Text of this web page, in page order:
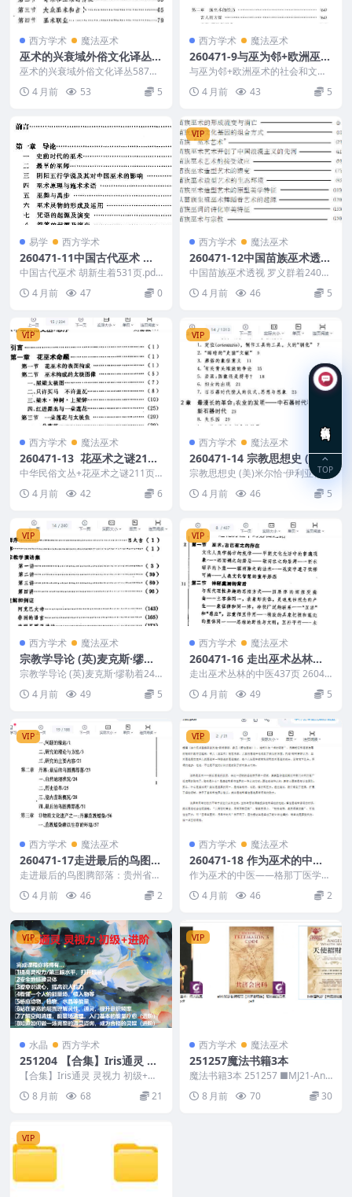
西方学术 魔法巫术
巫术的兴衰域外俗文化译丛5
87页
巫术的兴衰域外俗文化译丛587页
260471-7 巫术的兴衰域外俗文化
译丛58...
4 月前 53 5
西方学术 魔法巫术
260471-9与巫为邻+欧洲巫术
的社会和文化语境（部分英
文）452页
与巫为邻+欧洲巫术的社会和文化
语境（部分英文）452页 260471-
9 4 月前 43 5
易学 西方学术
260471-11中国古代巫术 胡
新生着531页
中国古代巫术 胡新生着531页.pdf
260471-11 以下内容为整理的相
关...4 月前 47 0
VIP
西方学术 魔法巫术
260471-12中国苗族巫术透视
罗义群着240页
中国苗族巫术透视 罗义群着240
4 月前 46 5
VIP
西方学术 魔法巫术
260471-13 花巫术之谜211
页
中华民俗文丛+花巫术之谜211页 2
4 月前 42 6
VIP
西方学术 魔法巫术
260471-14 宗教思想史 (美)
米尔恰·伊利亚德着1313页
宗教思想史 (美)米尔恰·伊利亚德着
4 月前 46 5
VIP
西方学术 魔法巫术
宗教学导论 (英)麦克斯·缪勒
着240页
宗教学导论 (英)麦克斯·缪勒着240
4 月前 49 5
VIP
西方学术 魔法巫术
260471-16 走出巫术丛林的
中医437页
走出巫术丛林的中医437页 26047
4 月前 49 5
VIP
西方学术 魔法巫术
260471-17走进最后的鸟图腾
部落：贵州省丹寨非物质文化
遗产探寻 申茂平着188页
走进最后的鸟图腾部落：贵州省丹
寨非物质文化遗产探寻 申茂平着1
88页 26047...
4 月前 46 2
VIP
西方学术 魔法巫术
260471-18 作为巫术的中医
——格那丁医学文选31页
作为巫术的中医——格那丁医学文
4 月前 46 2
VIP
水晶 西方学术
251204 【合集】Iris通灵 灵
视力 初级+进阶课程视频合集
2套Y
【合集】Iris通灵 灵视力 初级+进
阶课程视频合集2套Y 251204 完成
课...8 月前 68 21
VIP
西方学术 魔法巫术
251257魔法书籍3本
魔法书籍3本 251257 ■MJ21-And
8 月前 70 30
VIP
TOP